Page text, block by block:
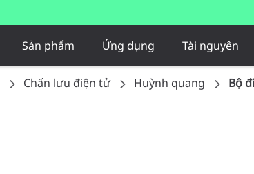
Sản phẩm Ứng dụng Tài nguyên
Chấn lưu điện tử​ Huỳnh quang Bộ